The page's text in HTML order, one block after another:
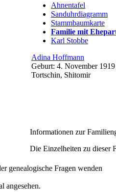
Ahnentafel
Sanduhrdiagramm
Stammbaumkarte
Familie mit
Karl Stobbe
Adina Hoffmann
Geburt: 4. November 1919
Tortschin, Shitomir
Informationen zur
Die Einzelheiten zu dieser
genealogische Fragen wenden
angesehen.